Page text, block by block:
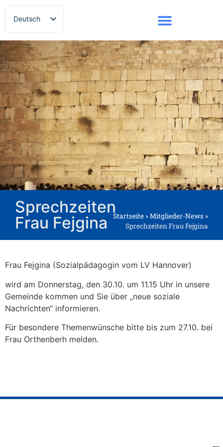
Deutsch
Русский
Sprechzeiten
Frau Fejgina
Startseite »Mitglieder-News »
Sprechzeiten Frau Fejgina
Frau Fejgina (Sozialpädagogin vom LV Hannover)
wird am Donnerstag, den 30.10. um 11.15 Uhr in unsere
Gemeinde kommen und Sie über „neue soziale
Nachrichten“ informieren.
Für besondere Themenwünsche bitte bis zum 27.10. bei
Frau Orthenberh melden.